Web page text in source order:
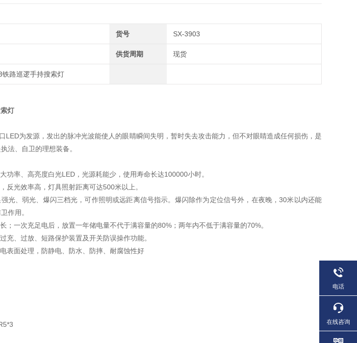
货号 SX-3903
供货周期 现货
铁路巡逻手持搜索灯
灯
LED为发源，发出的脉冲光波能使人的眼睛瞬间失明，暂时失去攻击能力，但不对眼睛造成任何损伤，是
法、自卫的理想装备。
功率、高亮度白光LED，光源耗能少，使用寿命长达100000小时。
反光效率高，灯具照射距离可达500米以上。
光、弱光、爆闪三档光，可作照明或远距离信号指示。爆闪除作为定位信号外，在夜晚，30米以内还能
作用。
；一次充足电后，放置一年储电量不代于满容量的80%；两年内不低于满容量的70%。
充、过放、短路保护装置及开关防误操作功能。
表面处理，防静电、防水、防摔、耐腐蚀性好
电话
在线咨询